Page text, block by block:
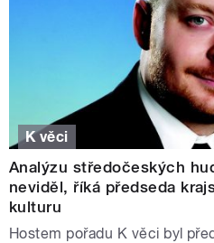
K věci
Analýzu středočeských
neviděl, říká předseda
kulturu
Hostem pořadu K věci byl